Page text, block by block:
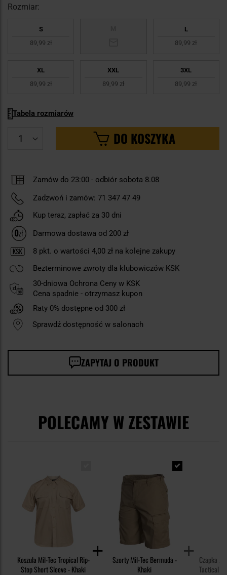
Rozmiar:
S
89,99 zł
L
89,99 zł
XL
89,99 zł
XXL
89,99 zł
3XL
89,99 zł
Tabela rozmiarów
DO KOSZYKA
Zamów do 23:00 - odbiór sobota 8.08
Zadzwoń i zamów: 71 347 47 49
Kup teraz, zapłać za 30 dni
Darmowa dostawa od 200 zł
8 pkt. o wartości 4,00 zł na kolejne zakupy
Bezterminowe zwroty dla klubowiczów KSK
30-dniowa Ochrona Ceny w KSK
Cena spadnie - otrzymasz kupon
Raty 0% dostępne od 300 zł
Sprawdź dostępność w salonach
ZAPYTAJ O PRODUKT
POLECAMY W ZESTAWIE
Koszula Mil-Tec Tropical Rip-
Stop Short Sleeve - Khaki
Szorty Mil-Tec Bermuda -
Khaki
Czapka z
Tactical